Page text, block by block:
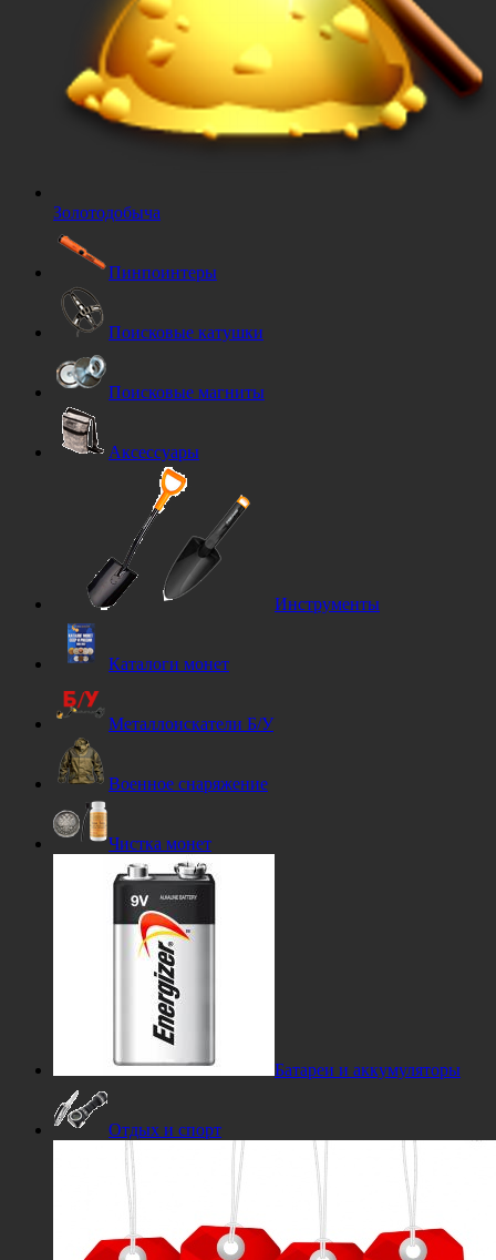
Золотодобыча
Пинпоинтеры
Поисковые катушки
Поисковые магниты
Аксессуары
Инструменты
Каталоги монет
Металлоискатели Б/У
Военное снаряжение
Чистка монет
Батареи и аккумуляторы
Отдых и спорт